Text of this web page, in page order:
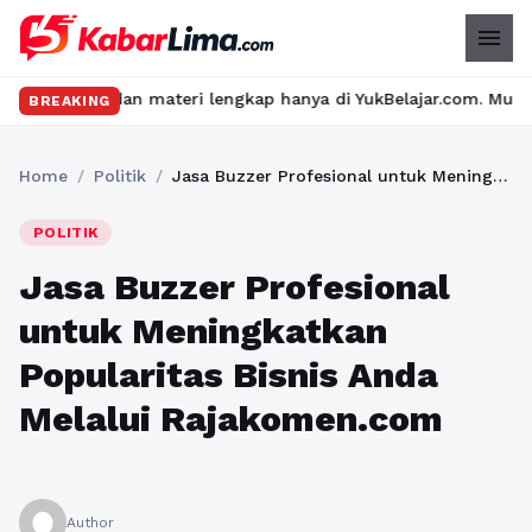
menu
BREAKING
materi lengkap hanya di YukBelajar.com. Mulai langkah
Home / Politik / Jasa Buzzer Profesional untuk Meningkatkan Popularitas Bisnis Anda Melalui Rajakomen.com
POLITIK
Jasa Buzzer Profesional
untuk Meningkatkan
Popularitas Bisnis Anda
Melalui Rajakomen.com
Author